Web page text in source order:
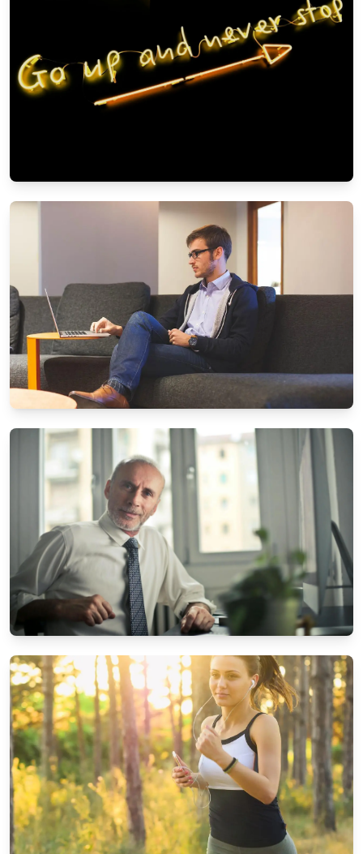
KARRIERE & ARBEIT
Work-Life-Balance: So finden Sie das
UNTERHALTUNG & MEDIEN
Die beliebtesten Brettspiele für
Familienabende
Von Stefan Brandt
UNTERHALTUNG & MEDIEN
Die besten Streaming-Dienste im Vergleich
4/1/2025 Von Stefan Brandt